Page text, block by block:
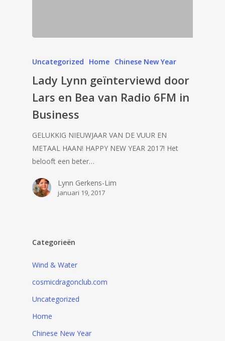
Uncategorized Home Chinese New Year
Lady Lynn geïnterviewd door
Lars en Bea van Radio 6FM in
Business
GELUKKIG NIEUWJAAR VAN DE VUUR EN
METAAL HAAN! HAPPY NEW YEAR 2017! Het
belooft een beter…
Lynn Gerkens-Lim
januari 19, 2017
Categorieën
Wind & Water
cosmicdragonclub.com
Uncategorized
Home
Chinese New Year